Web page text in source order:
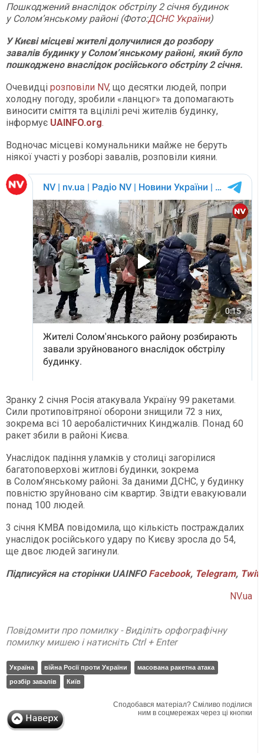
Пошкоджений внаслідок обстрілу 2 січня будинок
у Солом’янському районі (Фото:ДСНС України)
У Києві місцеві жителі долучилися до розбору
завалів будинку у Солом’янському районі, який було
пошкоджено внаслідок російського обстрілу 2 січня.
Очевидці розповіли NV, що десятки людей, попри
холодну погоду, зробили «ланцюг» та допомагають
виносити сміття та вцілілі речі жителів будинку,
інформує UAINFO.org.
Водночас місцеві комунальники майже не беруть
ніякої участі у розборі завалів, розповіли кияни.
Зранку 2 січня Росія атакувала Україну 99 ракетами.
Сили протиповітряної оборони знищили 72 з них,
зокрема всі 10 аеробалістичних Кинджалів. Понад 60
ракет збили в районі Києва.
Унаслідок падіння уламків у столиці загорілися
багатоповерхові житлові будинки, зокрема
в Солом’янському районі. За даними ДСНС, у будинку
повністю зруйновано сім квартир. Звідти евакуювали
понад 100 людей.
3 січня КМВА повідомила, що кількість постраждалих
унаслідок російського удару по Києву зросла до 54,
ще двоє людей загинули.
Підписуйся на сторінки UAINFO Facebook, Telegram,
NV.ua
Повідомити про помилку - Виділіть орфографічну
помилку мишею і натисніть Ctrl + Enter
Україна війна Росії проти України
масована ракетна атака
розбір завалів
Київ
Сподобався матеріал? Сміливо поділися
ним в соцмережах через ці кнопки